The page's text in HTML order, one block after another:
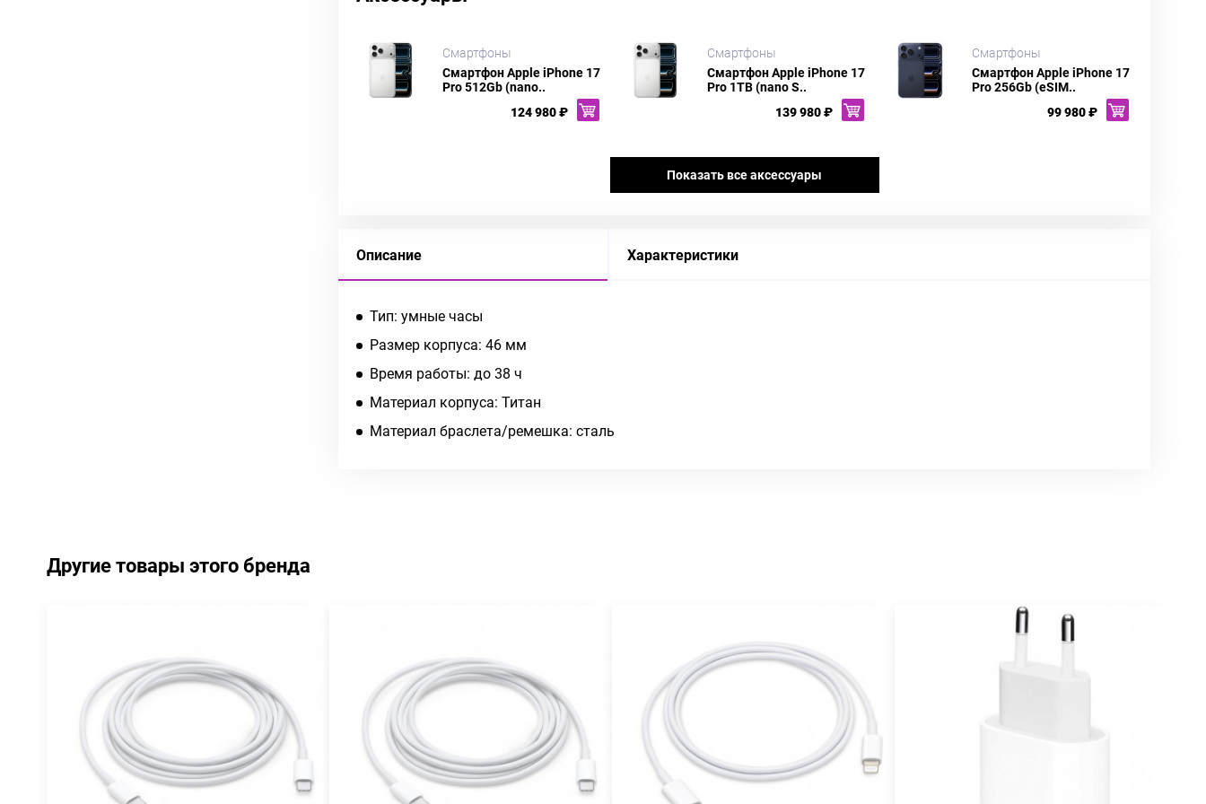
Смартфоны
Смартфон Apple iPhone 17
Pro 512Gb (nano..
124 980 ₽
Смартфоны
Смартфон Apple iPhone 17
Pro 1TB (nano S..
139 980 ₽
Смартфоны
Смартфон Apple iPhone 17
Pro 256Gb (eSIM..
99 980 ₽
Показать все аксессуары
Описание Характеристики
Тип: умные часы
Размер корпуса: 46 мм
Время работы: до 38 ч
Материал корпуса: Титан
Материал браслета/ремешка: сталь
Другие товары этого бренда